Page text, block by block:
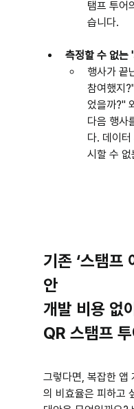
탬프 투어
습니다.
측정할 수 없는
행사가 끝
참여했지
었을까?"
다음 행사
다. 데이
시할 수 없
기존 ‘스탬프
안
개발 비용 없
QR 스탬프
그렇다면, 복잡한 앱
의 비효율은 피하고